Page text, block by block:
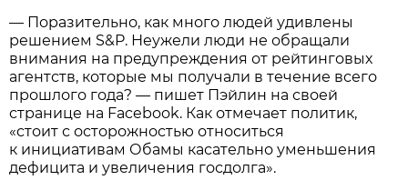
— Поразительно, как много людей удивлены
решением S&P. Неужели люди не обращали
внимания на предупреждения от рейтинговых
агентств, которые мы получали в течение всего
прошлого года? — пишет Пэйлин на своей
странице на Facebook. Как отмечает политик,
«стоит с осторожностью относиться
к инициативам Обамы касательно уменьшения
дефицита и увеличения госдолга».